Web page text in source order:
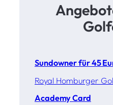
Sundowner für 45
Royal Homburger
Academy Card